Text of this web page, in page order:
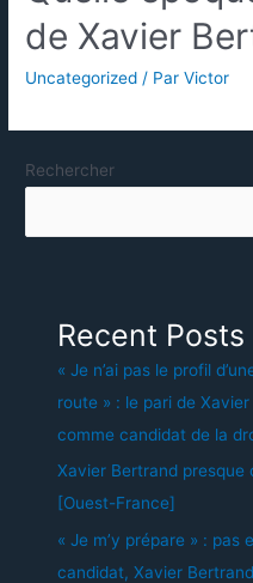
de Xavier
Uncategorized / ParVictor
Rechercher
Recent Posts
« Je n’ai pas le profil
route » : le pari de
comme candidat de la
Xavier Bertrand presque
[Ouest-France]
« Je m’y prépare » : pas
candidat, Xavier